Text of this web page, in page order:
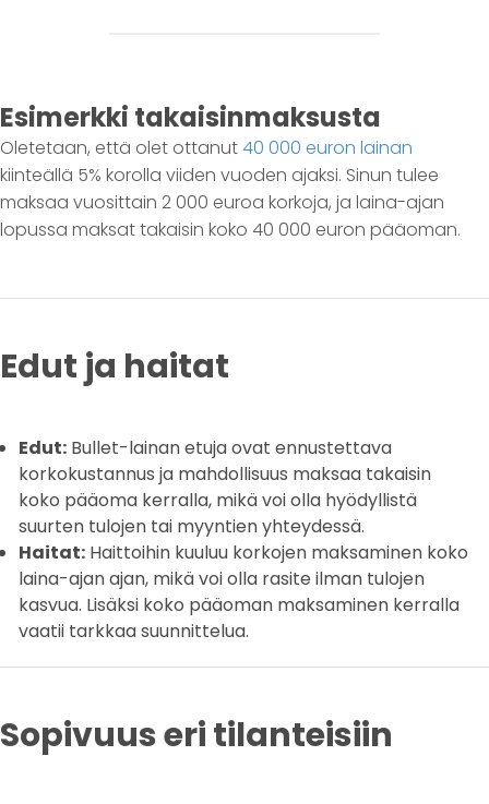
Esimerkki takaisinmaksusta
Oletetaan, että olet ottanut40 000 euron lainan
kiinteällä 5% korolla viiden vuoden ajaksi. Sinun tulee
maksaa vuosittain 2 000 euroa korkoja, ja laina-ajan
lopussa maksat takaisin koko 40 000 euron pääoman.
Edut ja haitat
Edut: Bullet-lainan etuja ovat ennustettava
korkokustannus ja mahdollisuus maksaa takaisin
koko pääoma kerralla, mikä voi olla hyödyllistä
suurten tulojen tai myyntien yhteydessä.
Haitat: Haittoihin kuuluu korkojen maksaminen koko
laina-ajan ajan, mikä voi olla rasite ilman tulojen
kasvua. Lisäksi koko pääoman maksaminen kerralla
vaatii tarkkaa suunnittelua.
Sopivuus eri tilanteisiin